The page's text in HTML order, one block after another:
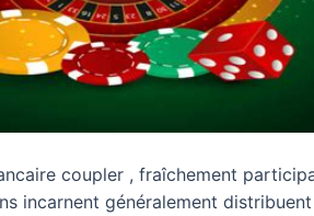
coupler , fraîchement
incarnent généralement